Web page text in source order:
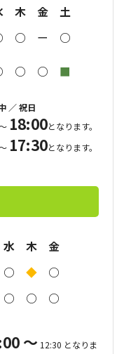
木 金 土
○ ー ○
○ ○ ■
／祝日
18:00となります。
17:30となります。
水 木 金
○ ◆ ○
○ ○ ○
～ 12:30 となりま